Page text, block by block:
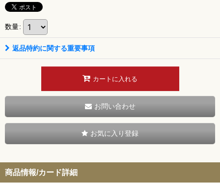
数量:
返品特約に関する重要事項
カートに入れる
お問い合わせ
お気に入り登録
商品情報/カード詳細